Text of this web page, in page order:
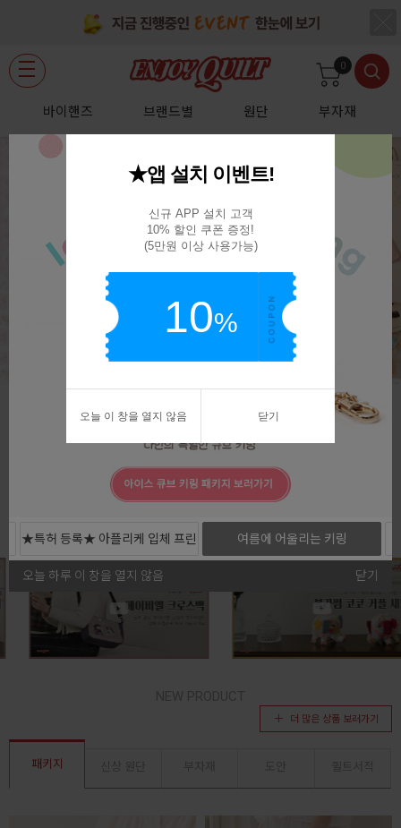
바이핸즈 브랜드별 원단 부자재
0
★특허 등록★ 아플리케 입체 프린
트 커트지
여름에 어울리는 키링
오늘 하루 이 창을 열지 않음 닫기
전체보기
더 많은 상품 보러가기
패키지
★앱 설치 이벤트!
신규 APP 설치 고객
10% 할인 쿠폰 증정!
(5만원 이상 사용가능)
10%
오늘 이 창을 열지 않음 닫기